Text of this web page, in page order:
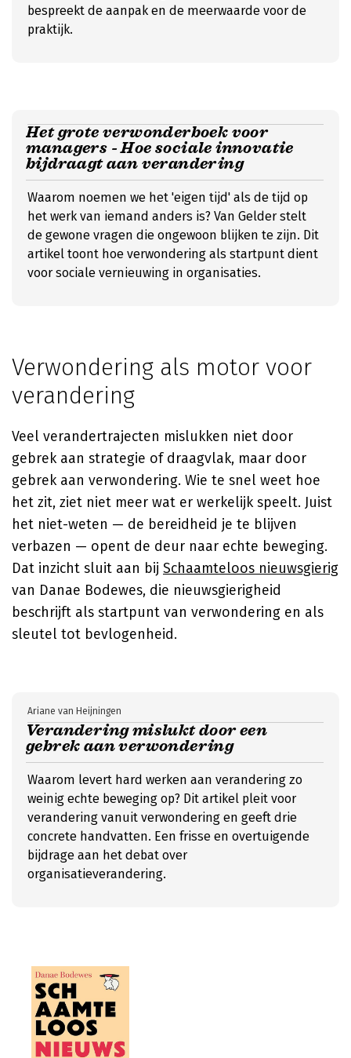
bespreekt de aanpak en de meerwaarde voor de
praktijk.
Het grote verwonderboek voor
managers - Hoe sociale innovatie
bijdraagt aan verandering
Waarom noemen we het 'eigen tijd' als de tijd op
het werk van iemand anders is? Van Gelder stelt
de gewone vragen die ongewoon blijken te zijn. Dit
artikel toont hoe verwondering als startpunt dient
voor sociale vernieuwing in organisaties.
Verwondering als motor voor
verandering
Veel verandertrajecten mislukken niet door
gebrek aan strategie of draagvlak, maar door
gebrek aan verwondering. Wie te snel weet hoe
het zit, ziet niet meer wat er werkelijk speelt. Juist
het niet-weten — de bereidheid je te blijven
verbazen — opent de deur naar echte beweging.
Dat inzicht sluit aan bij Schaamteloos nieuwsgierig
van Danae Bodewes, die nieuwsgierigheid
beschrijft als startpunt van verwondering en als
sleutel tot bevlogenheid.
Verandering mislukt door een
gebrek aan verwondering
Ariane van Heijningen
Waarom levert hard werken aan verandering zo
weinig echte beweging op? Dit artikel pleit voor
verandering vanuit verwondering en geeft drie
concrete handvatten. Een frisse en overtuigende
bijdrage aan het debat over
organisatieverandering.